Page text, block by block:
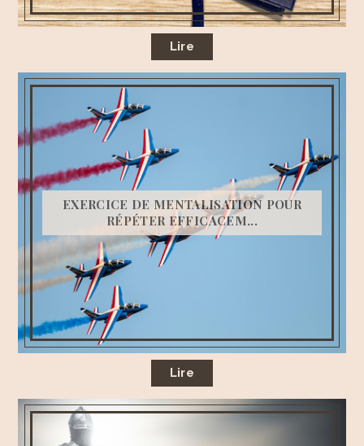
Lire
EXERCICE DE MENTALISATION POUR
RÉPÉTER EFFICACEM...
Lire